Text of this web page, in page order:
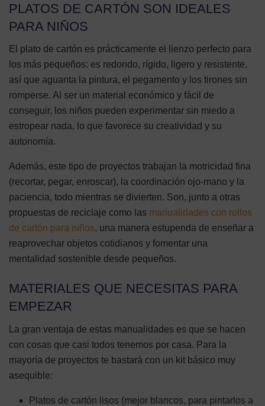
PLATOS DE CARTÓN SON IDEALES
PARA NIÑOS
El plato de cartón es prácticamente el lienzo perfecto para
los más pequeños: es redondo, rígido, ligero y resistente,
así que aguanta la pintura, el pegamento y los tirones sin
romperse. Al ser un material económico y fácil de
conseguir, los niños pueden experimentar sin miedo a
estropear nada, lo que favorece su creatividad y su
autonomía.
Además, este tipo de proyectos trabajan la motricidad fina
(recortar, pegar, enroscar), la coordinación ojo-mano y la
paciencia, todo mientras se divierten. Son, junto a otras
propuestas de reciclaje como las manualidades con rollos
de cartón para niños, una manera estupenda de enseñar a
reaprovechar objetos cotidianos y fomentar una
mentalidad sostenible desde pequeños.
MATERIALES QUE NECESITAS PARA
EMPEZAR
La gran ventaja de estas manualidades es que se hacen
con cosas que casi todos tenemos por casa. Para la
mayoría de proyectos te bastará con un kit básico muy
asequible:
Platos de cartón lisos (mejor blancos, para pintarlos a